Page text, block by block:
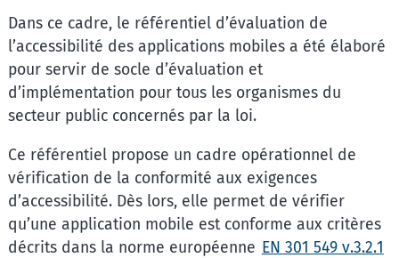
Dans ce cadre, le référentiel d’évaluation de
l’accessibilité des applications mobiles a été élaboré
pour servir de socle d’évaluation et
d’implémentation pour tous les organismes du
secteur public concernés par la loi.
Ce référentiel propose un cadre opérationnel de
vérification de la conformité aux exigences
d’accessibilité. Dès lors, elle permet de vérifier
qu’une application mobile est conforme aux critères
décrits dans la norme européenne EN 301 549 v.3.2.1